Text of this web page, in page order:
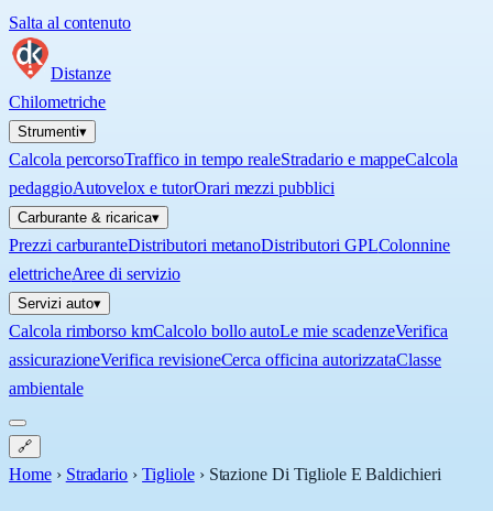
Salta al contenuto
Distanze
Chilometriche
Strumenti▾
Calcola percorsoTraffico in tempo realeStradario e mappeCalcola
pedaggioAutovelox e tutorOrari mezzi pubblici
Carburante & ricarica▾
Prezzi carburanteDistributori metanoDistributori GPLColonnine
elettricheAree di servizio
Servizi auto▾
Calcola rimborso kmCalcolo bollo autoLe mie scadenzeVerifica
assicurazioneVerifica revisioneCerca officina autorizzataClasse
ambientale
🔗
Home › Stradario › Tigliole › Stazione Di Tigliole E Baldichieri